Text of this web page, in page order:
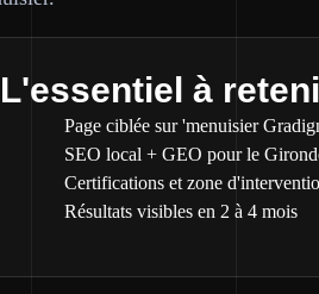
L'essentiel à
Page ciblée sur 'menuisier
SEO local + GEO pour le
Certifications et zone
Résultats visibles en 2 à 4 mois